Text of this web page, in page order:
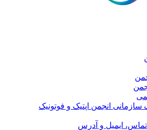
انجمن اپتیک و فوتونیک
ایمیل و آدرس